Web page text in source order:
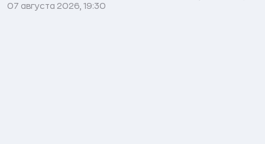
07 августа 2026, 19:30